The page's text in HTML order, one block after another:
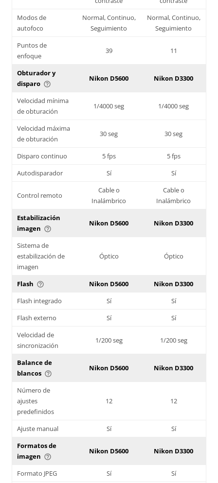
Modos de
autofoco
Normal, Continuo,
Seguimiento
Normal, Continuo,
Seguimiento
Puntos de
enfoque
39 11
Obturador y
disparo help_outline
Nikon D5600 Nikon D3300
Velocidad mínima
de obturación
1/4000 seg 1/4000 seg
Velocidad máxima
de obturación
30 seg 30 seg
Disparo continuo 5 fps
5 fps
Autodisparador
Sí Sí
Control remoto
Cable o
Inalámbrico
Cable o
Inalámbrico
Estabilización
imagen help_outline
Nikon D5600 Nikon D3300
Sistema de
estabilización de
imagen
Óptico Óptico
Flash help_outline Nikon D5600
Nikon D3300
Flash integrado
Sí
Sí
Flash externo
Sí
Sí
Velocidad de
sincronización
1/200 seg 1/200 seg
Balance de
blancos help_outline
Nikon D5600 Nikon D3300
Número de
ajustes
predefinidos
12 12
Ajuste manual Sí
Sí
Formatos de
imagen help_outline
Nikon D5600 Nikon D3300
Formato JPEG Sí
Sí